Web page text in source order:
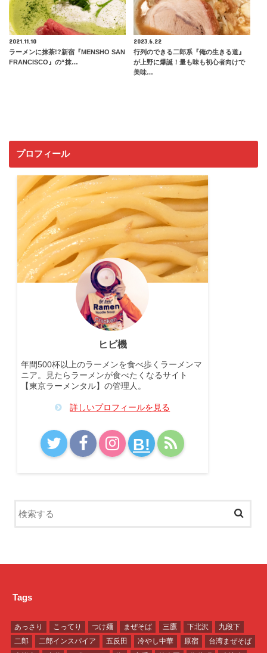
2021.11.10
ラーメンに抹茶!?新宿『MENSHO SAN
FRANCISCO』の“抹…
2023.6.22
行列のできる二郎系『俺の生きる道』
が上野に爆誕！量も味も初心者向けで
美味…
プロフィール
ヒビ機
年間500杯以上のラーメンを食べ歩くラーメンマ
ニア。見たらラーメンが食べたくなるサイト
【東京ラーメンタル】の管理人。
詳しいプロフィールを見る
B!
Tags
あっさり こってり つけ麺 まぜそば 三鷹 下北沢
九段下
二郎
二郎インスパイア 五反田 冷やし中華 原宿
台湾まぜそば